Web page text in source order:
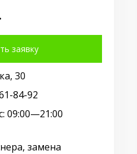
заявку
30
84-92
09:00—21:00
замена